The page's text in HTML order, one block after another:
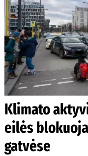
Klimato
eilės
gatvėse